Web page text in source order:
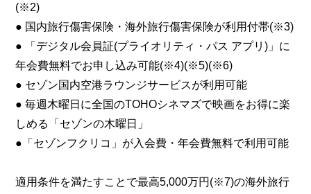
(※2)
● 国内旅行傷害保険・海外旅行傷害保険が利用付帯(※3)
● 「デジタル会員証(プライオリティ・パス アプリ)」に
年会費無料でお申し込み可能(※4)(※5)(※6)
● セゾン国内空港ラウンジサービスが利用可能
● 毎週木曜日に全国のTOHOシネマズで映画をお得に楽
しめる「セゾンの木曜日」
●「セゾンフクリコ」が入会費・年会費無料で利用可能
適用条件を満たすことで最高5,000万円(※7)の海外旅行